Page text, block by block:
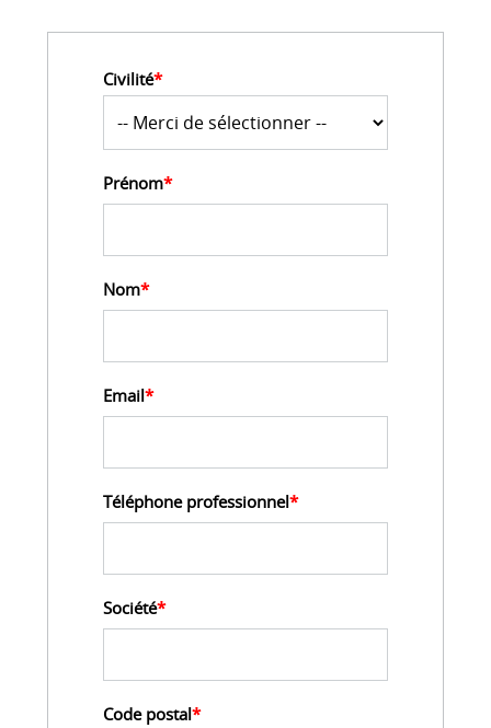
Civilité*
Prénom*
Nom*
Email*
Téléphone professionnel*
Société*
Code postal*